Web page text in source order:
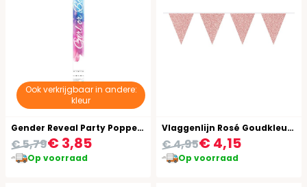
Ook verkrijgbaar in andere:
kleur
Gender Reveal Party Popper Jongen Blauw
€ 3,85
€ 5,79
Op voorraad
Vlaggenlijn Rosé Goudkleurige Glitter 6 Meter
€ 4,15
€ 4,95
Op voorraad